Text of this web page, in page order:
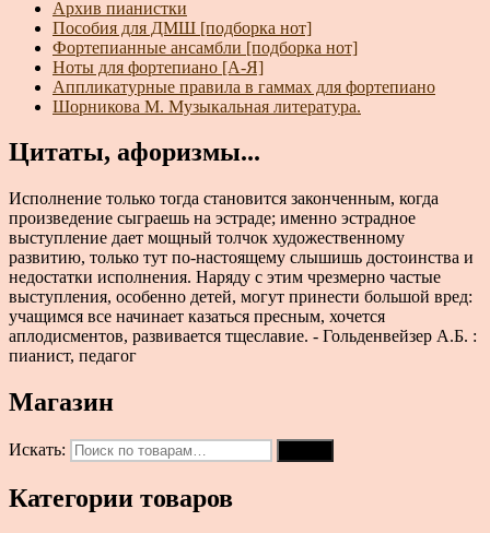
Архив пианистки
Пособия для ДМШ [подборка нот]
Фортепианные ансамбли [подборка нот]
Ноты для фортепиано [А-Я]
Аппликатурные правила в гаммах для фортепиано
Шорникова М. Музыкальная литература.
Цитаты, афоризмы...
Исполнение только тогда становится законченным, когда
произведение сыграешь на эстраде; именно эстрадное
выступление дает мощный толчок художественному
развитию, только тут по-настоящему слышишь достоинства и
недостатки исполнения. Наряду с этим чрезмерно частые
выступления, особенно детей, могут принести большой вред:
учащимся все начинает казаться пресным, хочется
аплодисментов, развивается тщеславие. - Гольденвейзер А.Б. :
пианист, педагог
Магазин
Искать:
Категории товаров